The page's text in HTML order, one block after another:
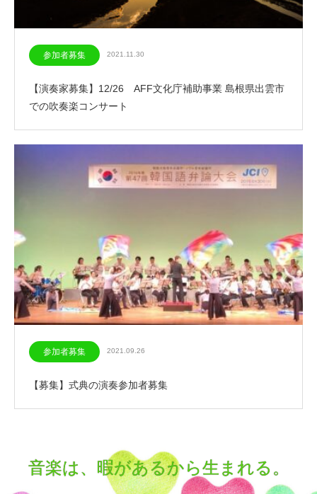
参加者募集 2021.11.30
【演奏家募集】12/26 AFF文化庁補助事業 島根県出雲市
での吹奏楽コンサート
参加者募集 2021.09.26
【募集】式典の演奏参加者募集
音楽は、暇があるから生まれる。